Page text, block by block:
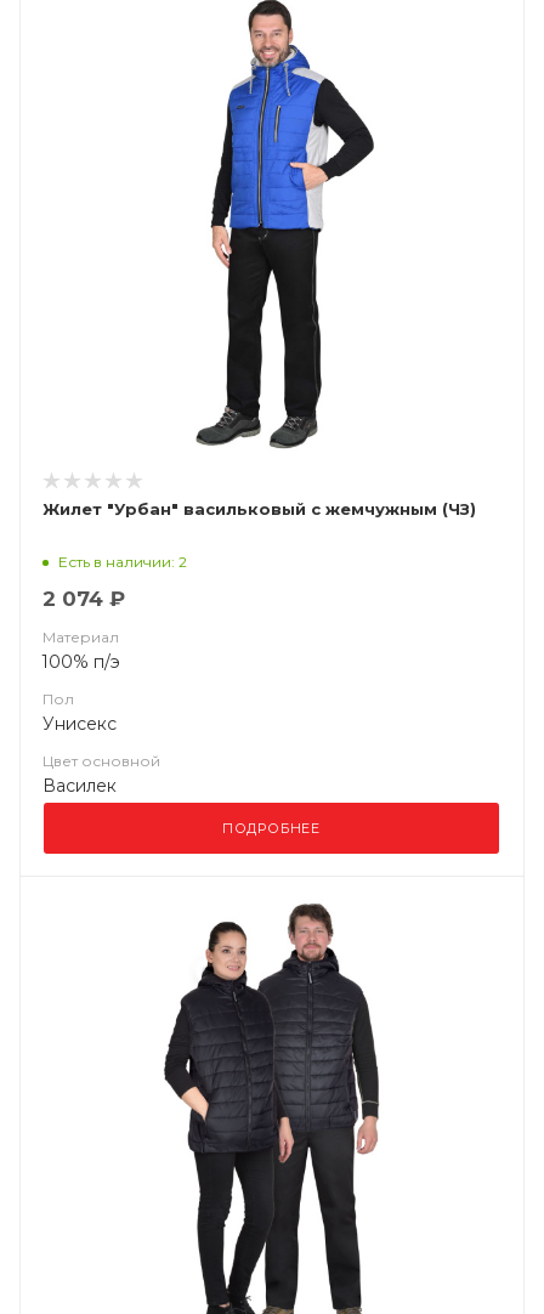
Жилет "Урбан" васильковый с жемчужным (ЧЗ)
Есть в наличии: 2
2 074 ₽
Материал
100% п/э
Пол
Унисекс
Цвет основной
Василек
ПОДРОБНЕЕ